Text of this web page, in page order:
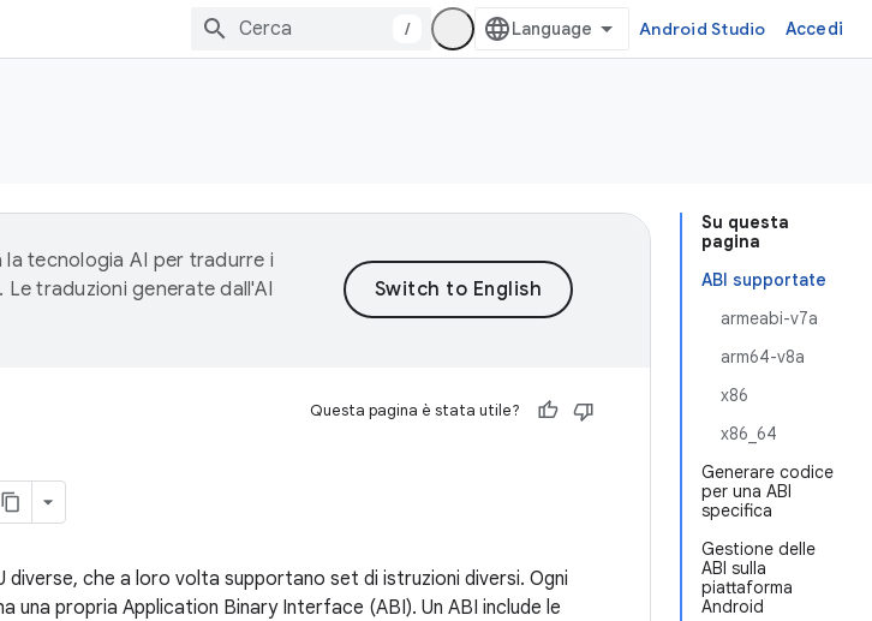
/ Android Studio Accedi
Su questa
pagina
ABI supportate
armeabi-v7a
arm64-v8a
x86
x86_64
Generare codice
per una ABI
specifica
Gestione delle
ABI sulla
piattaforma
Android
la tecnologia AI per tradurre i
traduzioni generate dall'AI
Questa pagina è stata utile?
diverse, che a loro volta supportano set di istruzioni diversi. Ogni
una propria Application Binary Interface (ABI). Un ABI include le